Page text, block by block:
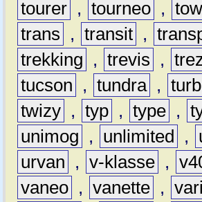
tourer , tourneo ,
trans
, transit ,
trekking
, trevis ,
tucson
, tundra ,
twizy , typ , type ,
unimog
, unlimited ,
urvan
, v-klasse ,
vaneo , vanette ,